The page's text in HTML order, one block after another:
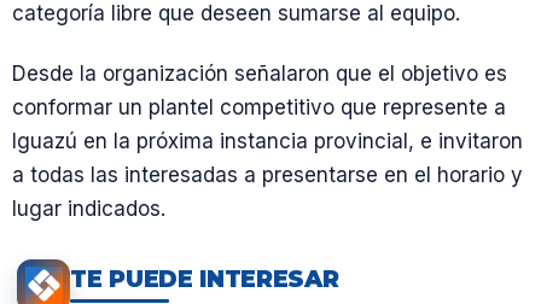
categoría libre que deseen sumarse al equipo.
Desde la organización señalaron que el objetivo es
conformar un plantel competitivo que represente a
Iguazú en la próxima instancia provincial, e invitaron
a todas las interesadas a presentarse en el horario y
lugar indicados.
TE PUEDE INTERESAR